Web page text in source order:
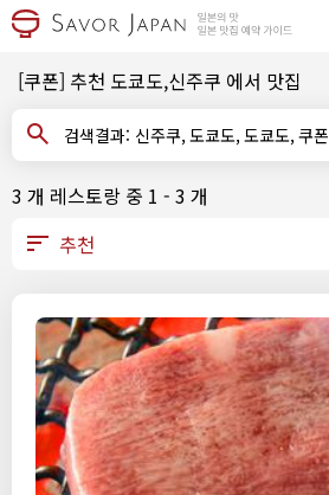
[쿠폰] 추천 도쿄도,신주쿠 에서 맛집
검색결과: 신주쿠, 도쿄도, 도쿄도, 쿠폰
3 개 레스토랑 중 1 - 3 개